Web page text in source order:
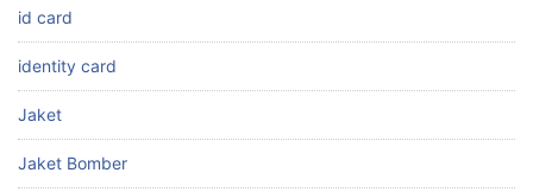
id card
identity card
Jaket
Jaket Bomber